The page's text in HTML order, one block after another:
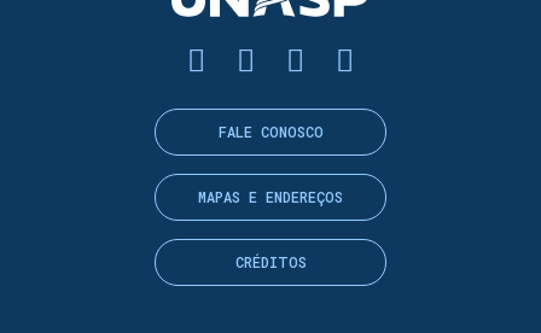
FALE CONOSCO
MAPAS E ENDEREÇOS
CRÉDITOS